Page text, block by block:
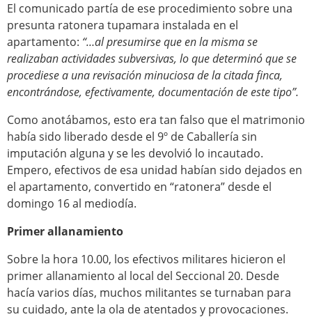
El comunicado partía de ese procedimiento sobre una
presunta ratonera tupamara instalada en el
apartamento: “…al presumirse que en la misma se
realizaban actividades subversivas, lo que determinó que se
procediese a una revisación minuciosa de la citada finca,
encontrándose, efectivamente, documentación de este tipo”.
Como anotábamos, esto era tan falso que el matrimonio
había sido liberado desde el 9º de Caballería sin
imputación alguna y se les devolvió lo incautado.
Empero, efectivos de esa unidad habían sido dejados en
el apartamento, convertido en “ratonera” desde el
domingo 16 al mediodía.
Primer allanamiento
Sobre la hora 10.00, los efectivos militares hicieron el
primer allanamiento al local del Seccional 20. Desde
hacía varios días, muchos militantes se turnaban para
su cuidado, ante la ola de atentados y provocaciones.